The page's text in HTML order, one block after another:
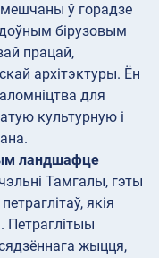
ў горадзе
бірузовым
працай,
архітэктуры. Ён
для
культурную і
ландшафце
Тамгалы, гэты
якія
жыцця,